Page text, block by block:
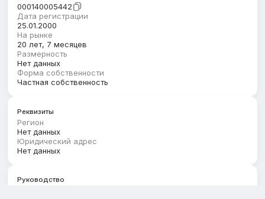
000140005442
Дата регистрации
25.01.2000
На рынке
20 лет, 7 месяцев
Размерность
Нет данных
Форма собственности
Частная собственность
Реквизиты
Регион
Нет данных
Юридический адрес
Нет данных
Руководство